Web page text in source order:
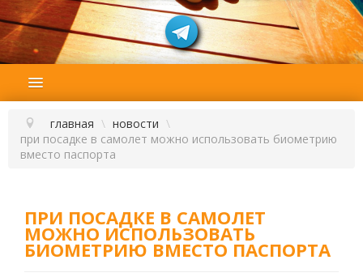
ГОРЯЩИЕ ТУРЫ
НАШИ УСЛУГИ
ОТЗЫВЫ
главная \ новости \
при посадке в самолет можно использовать биометрию
вместо паспорта
ПРИ ПОСАДКЕ В САМОЛЕТ
МОЖНО ИСПОЛЬЗОВАТЬ
БИОМЕТРИЮ ВМЕСТО ПАСПОРТА